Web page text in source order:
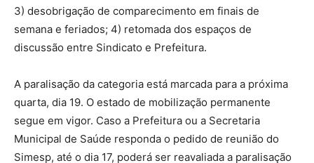
3) desobrigação de comparecimento em finais de
semana e feriados; 4) retomada dos espaços de
discussão entre Sindicato e Prefeitura.
A paralisação da categoria está marcada para a próxima
quarta, dia 19. O estado de mobilização permanente
segue em vigor. Caso a Prefeitura ou a Secretaria
Municipal de Saúde responda o pedido de reunião do
Simesp, até o dia 17, poderá ser reavaliada a paralisação